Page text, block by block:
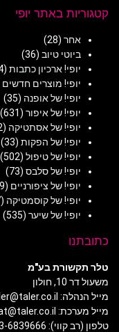
קטגוריות באתר יופי
אחר (28)
ביוטי טיוב (36)
יופי! ארכיון כתבות (954)
יופי! מוצרים חדשים
יופי! של אופנה (35)
יופי! של איפור (631)
יופי! של אסתטיקה (502)
יופי! של הפקות (33)
יופי! של טיפול (502)
יופי! של סלבס (73)
יופי! של ציפורניים (259)
יופי! של קוסמטיקה (547)
יופי! של שיער (535)
כתובתנו
טלר תקשורת בע"מ
משעול דר 10, חולון
מייל הנהלה: taler@taler.co.il
מייל מערכת: anat@taler.co.il
טלפון (רב קווי): 03-6839666